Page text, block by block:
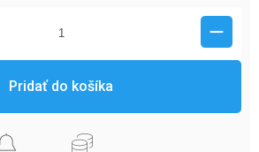
Pridať do košíka